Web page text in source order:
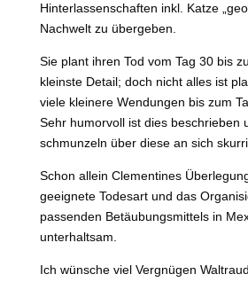
Hinterlassenschaften inkl. Katze
Nachwelt zu übergeben.
Sie plant ihren Tod vom Tag 30 bis
kleinste Detail; doch nicht alles ist
viele kleinere Wendungen bis zum
Sehr humorvoll ist dies beschrieben
schmunzeln über diese an sich
Schon allein Clementines
geeignete Todesart und das
passenden Betäubungsmittels in
unterhaltsam.
Ich wünsche viel Vergnügen